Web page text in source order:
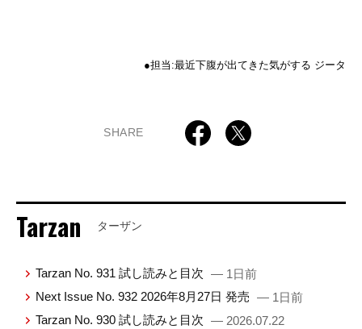
●担当:最近下腹が出てきた気がする ジータ
SHARE
Tarzan ターザン
Tarzan No. 931 試し読みと目次 — 1日前
Next Issue No. 932 2026年8月27日 発売 — 1日前
Tarzan No. 930 試し読みと目次 — 2026.07.22